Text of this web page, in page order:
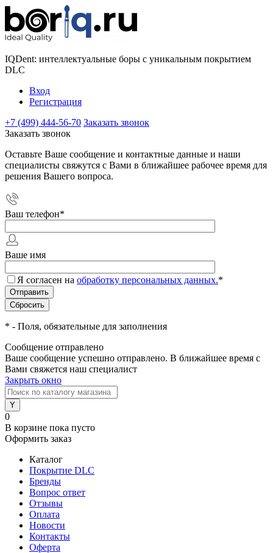
IQDent: интеллектуальные боры с уникальным покрытием
DLC
Вход
Регистрация
+7 (499) 444-56-70 Заказать звонок
Заказать звонок
Оставьте Ваше сообщение и контактные данные и наши
специалисты свяжутся с Вами в ближайшее рабочее время для
решения Вашего вопроса.
Ваш телефон*
Ваше имя
Я согласен на обработку персональных данных.*
* - Поля, обязательные для заполнения
Сообщение отправлено
Ваше сообщение успешно отправлено. В ближайшее время с
Вами свяжется наш специалист
Закрыть окно
0
В корзине пока пусто
Оформить заказ
Каталог
Покрытие DLC
Бренды
Вопрос ответ
Отзывы
Оплата
Новости
Контакты
Оферта